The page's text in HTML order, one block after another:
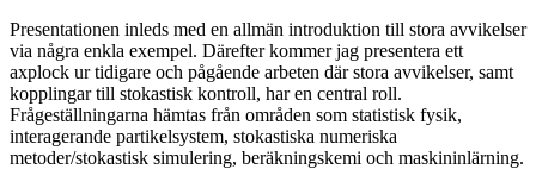
Presentationen inleds med en allmän introduktion till stora avvikelser
via några enkla exempel. Därefter kommer jag presentera ett
axplock ur tidigare och pågående arbeten där stora avvikelser, samt
kopplingar till stokastisk kontroll, har en central roll.
Frågeställningarna hämtas från områden som statistisk fysik,
interagerande partikelsystem, stokastiska numeriska
metoder/stokastisk simulering, beräkningskemi och maskininlärning.